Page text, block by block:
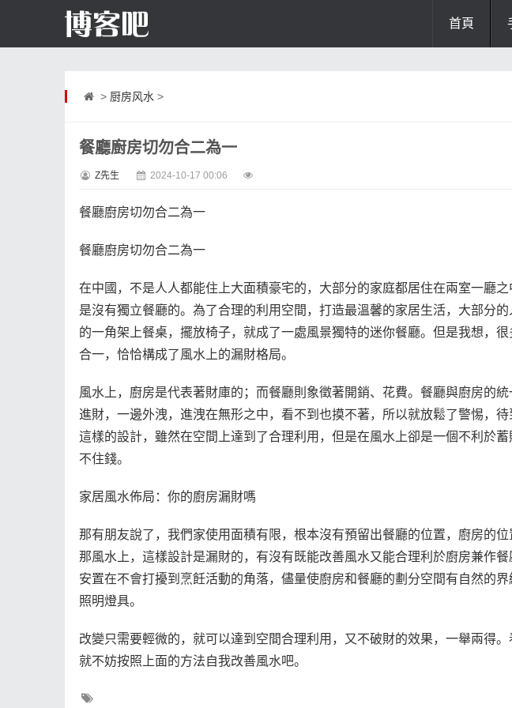
首頁
> 厨房风水 >
餐廳廚房切勿合二為一
Z先生 2024-10-17 00:06
餐廳廚房切勿合二為一
餐廳廚房切勿合二為一
在中國，不是人人都能住上大面積豪宅的，大部分的家庭都居住在兩室一廳
是沒有獨立餐廳的。為了合理的利用空間，打造最溫馨的家居生活，大部分
的一角架上餐桌，擺放椅子，就成了一處風景獨特的迷你餐廳。但是我想，
合一，恰恰構成了風水上的漏財格局。
風水上，廚房是代表著財庫的；而餐廳則象徵著開銷、花費。餐廳與廚房的
進財，一邊外洩，進洩在無形之中，看不到也摸不著，所以就放鬆了警惕，
這樣的設計，雖然在空間上達到了合理利用，但是在風水上卻是一個不利於
不住錢。
家居風水佈局：你的廚房漏財嗎
那有朋友說了，我們家使用面積有限，根本沒有預留出餐廳的位置，廚房的位
那風水上，這樣設計是漏財的，有沒有既能改善風水又能合理利於廚房兼作
安置在不會打擾到烹飪活動的角落，儘量使廚房和餐廳的劃分空間有自然的
照明燈具。
改變只需要輕微的，就可以達到空間合理利用，又不破財的效果，一舉兩得
就不妨按照上面的方法自我改善風水吧。